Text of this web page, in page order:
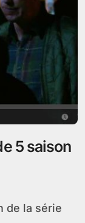
5 saison